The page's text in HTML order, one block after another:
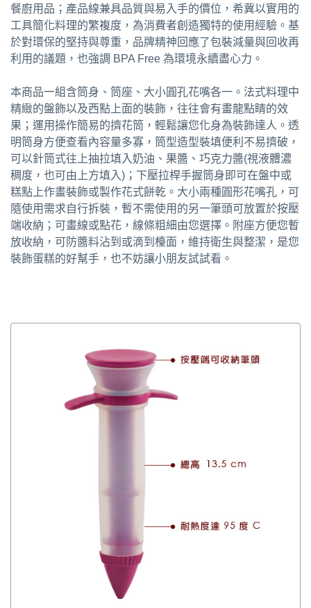
餐廚用品；產品線兼具品質與易入手的價位，希冀以實用的
工具簡化料理的繁複度，為消費者創造獨特的使用經驗。基
於對環保的堅持與尊重，品牌精神回應了包裝減量與回收再
利用的議題，也強調 BPA Free 為環境永續盡心力。
本商品一組含筒身、筒座、大小圓孔花嘴各一。法式料理中
精緻的盤飾以及西點上面的裝飾，往往會有畫龍點睛的效
果；運用操作簡易的擠花筒，輕鬆讓您化身為裝飾達人。透
明筒身方便查看內容量多寡，筒型造型裝填便利不易擠破，
可以針筒式往上抽拉填入奶油、果醬、巧克力醬(視液體濃
稠度，也可由上方填入)；下壓拉桿手握筒身即可在盤中或
糕點上作畫裝飾或製作花式餅乾。大小兩種圓形花嘴孔，可
隨使用需求自行拆裝，暫不需使用的另一筆頭可放置於按壓
端收納；可畫線或點花，線條粗細由您選擇。附座方便您暫
放收納，可防醬料沾到或滴到檯面，維持衛生與整潔，是您
裝飾蛋糕的好幫手，也不妨讓小朋友試試看。